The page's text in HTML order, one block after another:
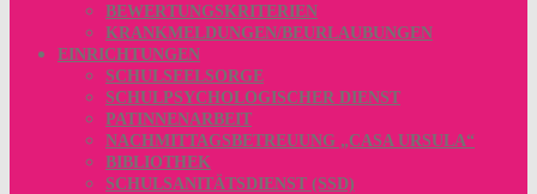
BEWERTUNGSKRITERIEN
KRANKMELDUNGEN/BEURLAUBUNGEN
EINRICHTUNGEN
SCHULSEELSORGE
SCHULPSYCHOLOGISCHER DIENST
PATINNENARBEIT
NACHMITTAGSBETREUUNG „CASA URSULA“
BIBLIOTHEK
SCHULSANITÄTSDIENST (SSD)